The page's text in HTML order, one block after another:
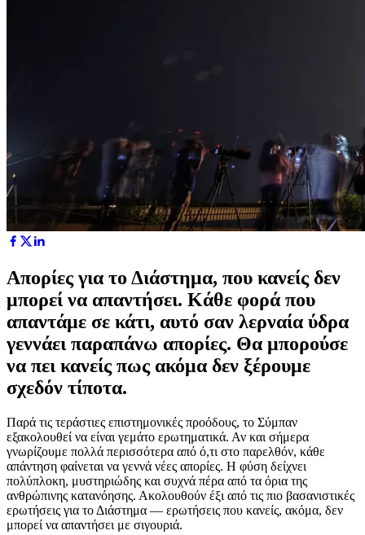
Απορίες για το Διάστημα, που κανείς δεν
μπορεί να απαντήσει. Κάθε φορά που
απαντάμε σε κάτι, αυτό σαν λερναία ύδρα
γεννάει παραπάνω απορίες. Θα μπορούσε
να πει κανείς πως ακόμα δεν ξέρουμε
σχεδόν τίποτα.
Παρά τις τεράστιες επιστημονικές προόδους, το Σύμπαν
εξακολουθεί να είναι γεμάτο ερωτηματικά. Αν και σήμερα
γνωρίζουμε πολλά περισσότερα από ό,τι στο παρελθόν, κάθε
απάντηση φαίνεται να γεννά νέες απορίες. Η φύση δείχνει
πολύπλοκη, μυστηριώδης και συχνά πέρα από τα όρια της
ανθρώπινης κατανόησης. Ακολουθούν έξι από τις πιο βασανιστικές
ερωτήσεις για το Διάστημα — ερωτήσεις που κανείς, ακόμα, δεν
μπορεί να απαντήσει με σιγουριά.